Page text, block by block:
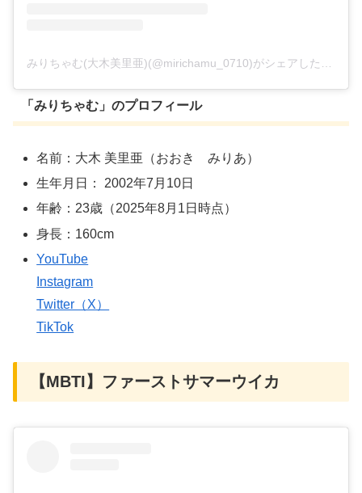
「 みりちゃむ」のプロフィール
名前：大木 美里亜（おおき みりあ）
生年月日：
2002年7月10日
年齢：23歳（2025年8月1日時点）
身長：160cm
YouTube
Instagram
Twitter（X）
TikTok
【MBTI】ファーストサマーウイカ